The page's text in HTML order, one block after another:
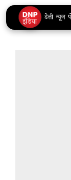
Skip
to
content